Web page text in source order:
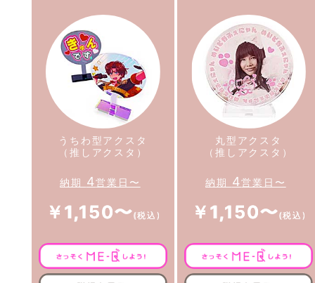
うちわ型アクスタ
（推しアクスタ）
納期 4営業日〜
￥1,150〜
丸型アクスタ
（推しアクスタ）
納期 4営業日〜
￥1,150〜